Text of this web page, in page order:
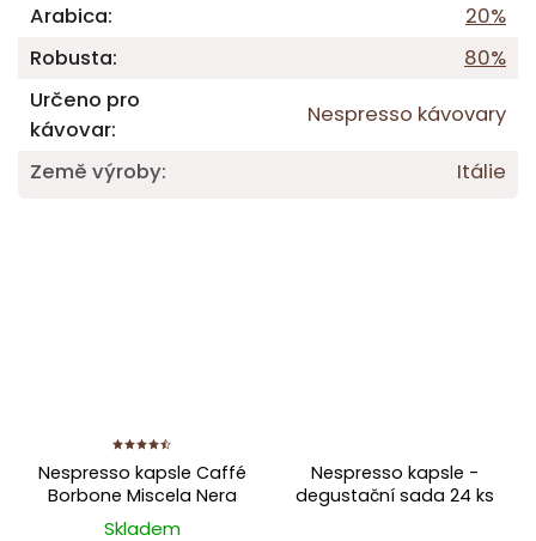
Arabica:
20%
Robusta:
80%
Určeno pro
kávovar:
Nespresso kávovary
Země výroby: Itálie
Nespresso kapsle Caffé
Borbone Miscela Nera
Skladem
Nespresso kapsle -
degustační sada 24 ks